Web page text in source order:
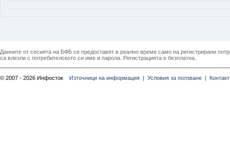
Данните от сесията на БФБ се предоставят в реално време само на регистрирани
са влезли с потребителското си име и парола. Регистрацията е безплатна.
© 2007 - 2026 Инфосток Източници на информация | Условия за ползване |